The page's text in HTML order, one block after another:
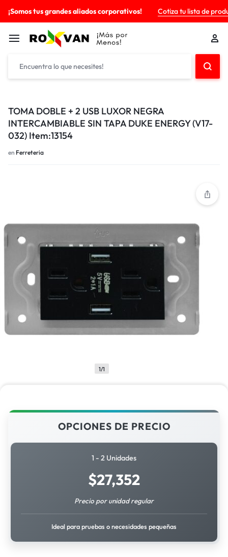
¡Somos tus grandes aliados corporativos! Cotiza tu lista de
TOMA DOBLE + 2 USB LUXOR NEGRA
INTERCAMBIABLE SIN TAPA DUKE ENERGY (V17-
032) Item:13154
en Ferreteria
1/1
OPCIONES DE PRECIO
1 - 2 Unidades
$27,352
Precio por unidad regular
Ideal para pruebas o necesidades pequeñas